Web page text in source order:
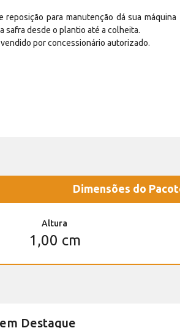
reposição para manutenção dá sua máquina
safra desde o plantio até a colheita.
por concessionário autorizado.
Dimensões do
Altura
1,00 cm
Destaque